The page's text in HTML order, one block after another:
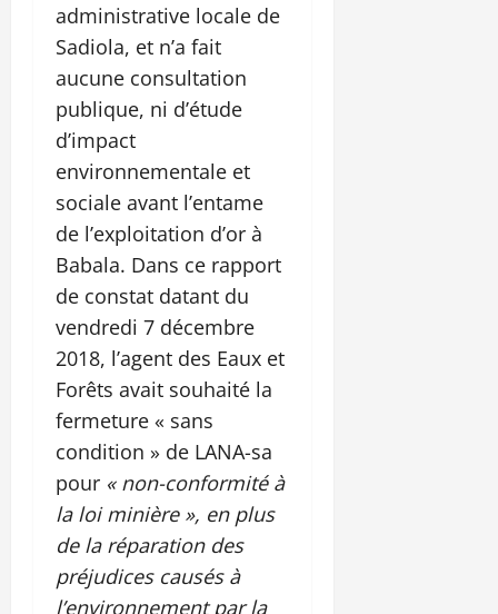
administrative locale de
Sadiola, et n’a fait
aucune consultation
publique, ni d’étude
d’impact
environnementale et
sociale avant l’entame
de l’exploitation d’or à
Babala. Dans ce rapport
de constat datant du
vendredi 7 décembre
2018, l’agent des Eaux et
Forêts avait souhaité la
fermeture « sans
condition » de LANA-sa
pour « non-conformité à
la loi minière », en plus
de la réparation des
préjudices causés à
l’environnement par la